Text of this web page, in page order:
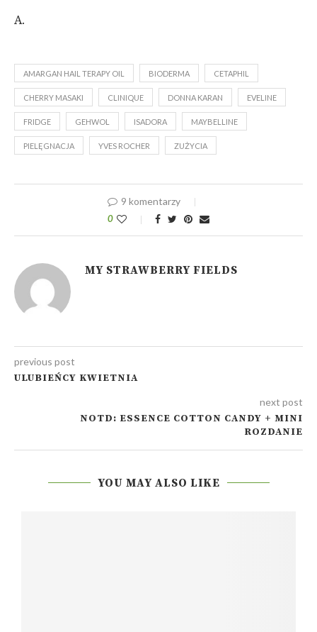
A.
AMARGAN HAIL TERAPY OIL BIODERMA CETAPHIL
CHERRY MASAKI CLINIQUE DONNA KARAN EVELINE
FRIDGE GEHWOL ISADORA MAYBELLINE
PIELĘGNACJA YVES ROCHER ZUŻYCIA
9 komentarzy
0
MY STRAWBERRY FIELDS
previous post
ULUBIEŃCY KWIETNIA
next post
NOTD: ESSENCE COTTON CANDY + MINI
ROZDANIE
YOU MAY ALSO LIKE